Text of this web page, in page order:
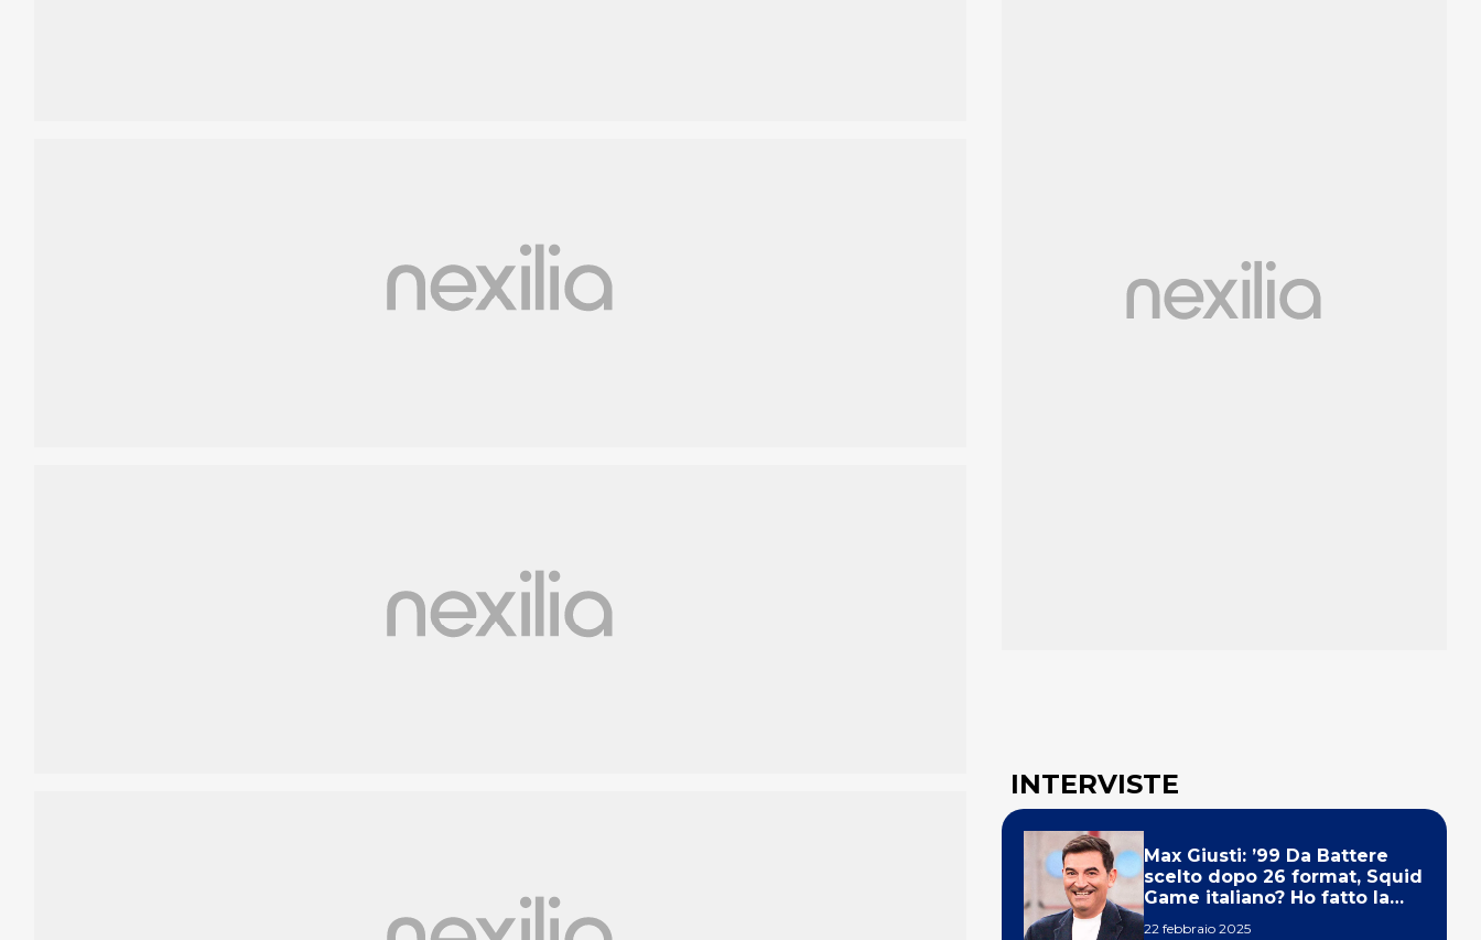
INTERVISTE
Max Giusti: ’99 Da Battere
scelto dopo 26 format, Squid
Game italiano? Ho fatto la
22 febbraio 2025